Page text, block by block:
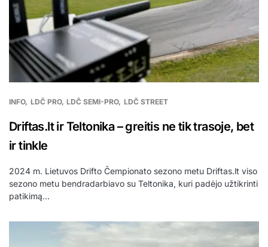
INFO LDČ PRO LDČ SEMI-PRO LDČ STREET
Driftas.lt ir Teltonika – greitis ne tik trasoje, bet
ir tinkle
2024 m. Lietuvos Drifto Čempionato sezono metu Driftas.lt viso
sezono metu bendradarbiavo su Teltonika, kuri padėjo užtikrinti
patikimą…